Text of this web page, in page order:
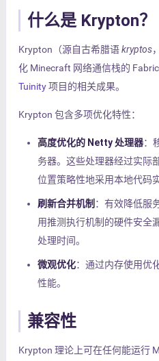
什么是 Krypton？
Krypton（源自古希腊语kryptos
化 Minecraft 网络通信栈的
Tuinity项目的相关成果。
Krypton 包含多项优化特性：
高度优化的 Netty 处理器：
务器。这些处理器经过实际
位置策略性地采用本地代码实
刷新合并机制 ：有效降低服
用推测执行机制的硬件安全
处理时间。
微观优化：通过内存使用优
性能。
兼容性
Krypton 理论上可在任何能运行